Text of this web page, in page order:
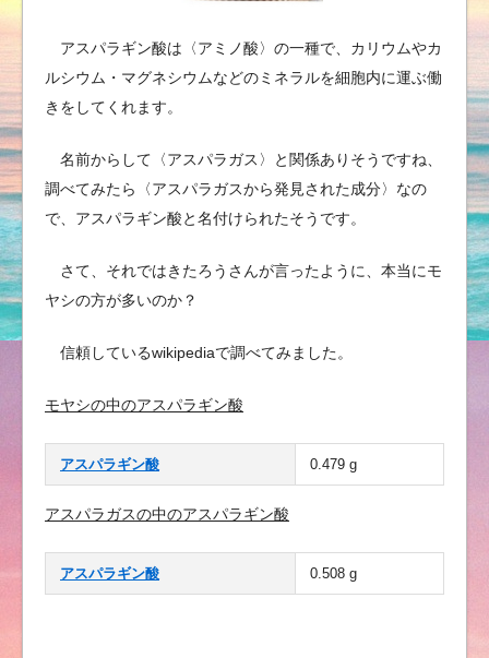
アスパラギン酸は〈アミノ酸〉の一種で、カリウムやカ
ルシウム・マグネシウムなどのミネラルを細胞内に運ぶ働
きをしてくれます。
名前からして〈アスパラガス〉と関係ありそうですね、
調べてみたら〈アスパラガスから発見された成分〉なの
で、アスパラギン酸と名付けられたそうです。
さて、それではきたろうさんが言ったように、本当にモ
ヤシの方が多いのか？
信頼しているwikipediaで調べてみました。
モヤシの中のアスパラギン酸
アスパラギン酸 0.479 g
アスパラガスの中のアスパラギン酸
アスパラギン酸 0.508 g